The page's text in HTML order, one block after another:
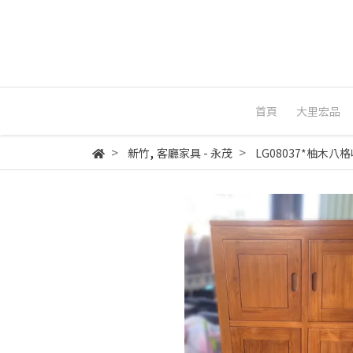
首頁 大里宏品
新竹, 客廳家具 - 永茂 LG08037*柚木八